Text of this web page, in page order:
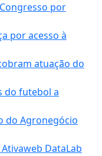
por
por acesso à
atuação do
do futebol a
do Agronegócio
DataLab